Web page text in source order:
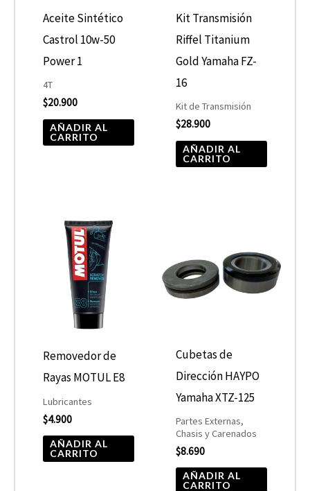
Aceite Sintético
Castrol 10w-50
Power 1
4T
$20.900
AÑADIR AL
CARRITO
Kit Transmisión
Riffel Titanium
Gold Yamaha FZ-
16
Kit de Transmisión
$28.900
AÑADIR AL
CARRITO
Removedor de
Rayas MOTUL E8
Lubricantes
$4.900
AÑADIR AL
CARRITO
Cubetas de
Dirección HAYPO
Yamaha XTZ-125
Partes Externas,
Chasis y Carenados
$8.690
AÑADIR AL
CARRITO